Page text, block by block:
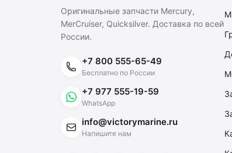
Оригинальные запчасти Mercury,
MerCruiser, Quicksilver. Доставка по всей
России.
+7 800 555-65-49
Бесплатно по России
+7 977 555-19-59
WhatsApp
info@victorymarine.ru
Напишите нам